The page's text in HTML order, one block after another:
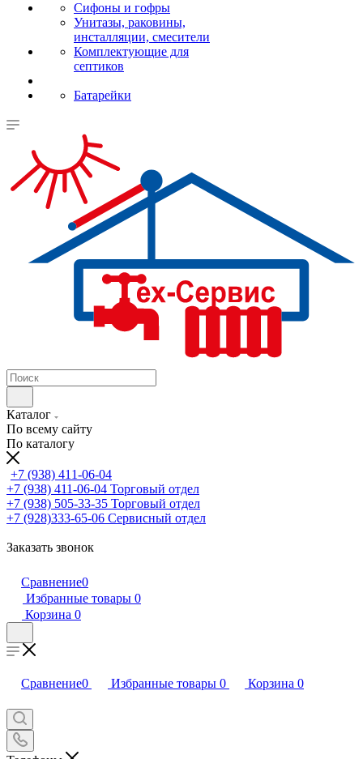
Сифоны и гофры
Унитазы, раковины,
инсталляции, смесители
Комплектующие для
септиков
Батарейки
Каталог
По всему сайту
По каталогу
+7 (938) 411-06-04
+7 (938) 411-06-04 Торговый отдел
+7 (938) 505-33-35 Торговый отдел
+7 (928)333-65-06 Сервисный отдел
Заказать звонок
Сравнение0
Избранные товары 0
Корзина 0
Сравнение0 Избранные товары 0 Корзина 0